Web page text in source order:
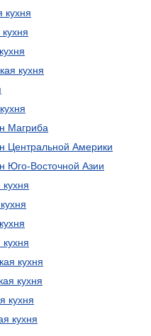
кухня
кухня
кухня
Магриба
Центральной Америки
Юго-Восточной Азии
кухня
кухня
кухня
кухня